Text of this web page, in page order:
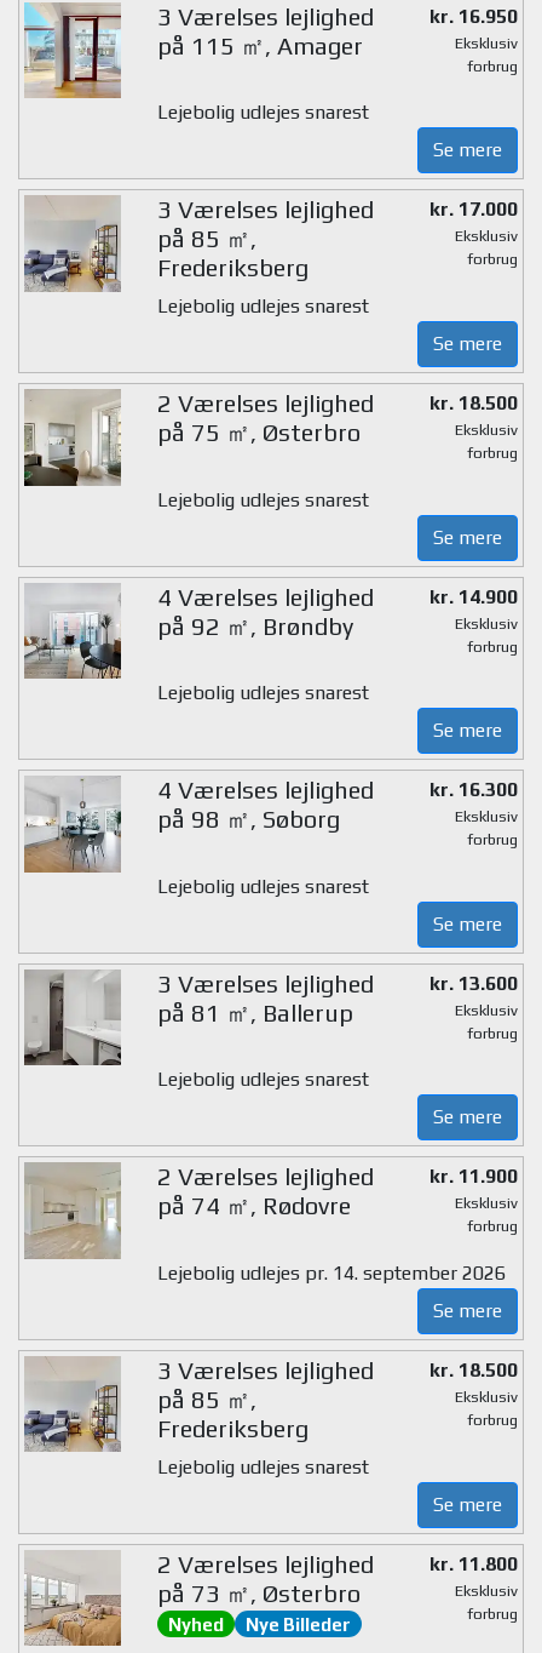
3 Værelses lejlighed
på 115 ㎡, Amager
kr. 16.950
Eksklusiv
forbrug
Lejebolig udlejes snarest
Se mere
3 Værelses lejlighed
på 85 ㎡,
Frederiksberg
kr. 17.000
Eksklusiv
forbrug
Lejebolig udlejes snarest
Se mere
2 Værelses lejlighed
på 75 ㎡, Østerbro
kr. 18.500
Eksklusiv
forbrug
Lejebolig udlejes snarest
Se mere
4 Værelses lejlighed
på 92 ㎡, Brøndby
kr. 14.900
Eksklusiv
forbrug
Lejebolig udlejes snarest
Se mere
4 Værelses lejlighed
på 98 ㎡, Søborg
kr. 16.300
Eksklusiv
forbrug
Lejebolig udlejes snarest
Se mere
3 Værelses lejlighed
på 81 ㎡, Ballerup
kr. 13.600
Eksklusiv
forbrug
Lejebolig udlejes snarest
Se mere
2 Værelses lejlighed
på 74 ㎡, Rødovre
kr. 11.900
Eksklusiv
forbrug
Lejebolig udlejes pr. 14. september 2026
Se mere
3 Værelses lejlighed
på 85 ㎡,
Frederiksberg
kr. 18.500
Eksklusiv
forbrug
Lejebolig udlejes snarest
Se mere
2 Værelses lejlighed
på 73 ㎡, Østerbro
Nyhed Nye Billeder
kr. 11.800
Eksklusiv
forbrug